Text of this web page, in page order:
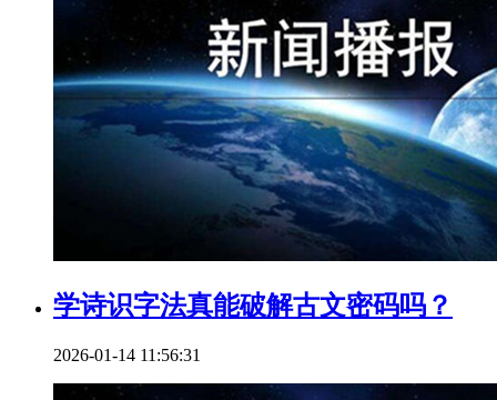
学诗识字法真能破解古文密码吗？
2026-01-14 11:56:31